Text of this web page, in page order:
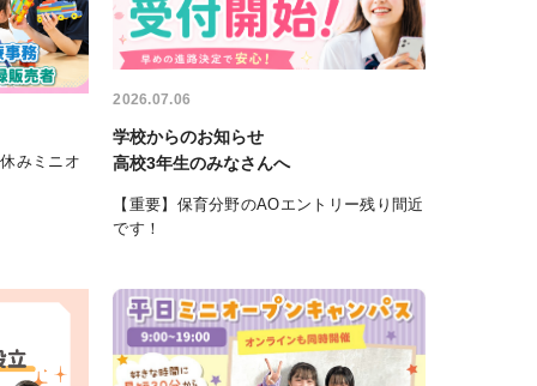
みミニオ
2026.07.06
学校からのお知らせ
高校3年生のみなさんへ
【重要】保育分野のAOエントリー残り間近
です！